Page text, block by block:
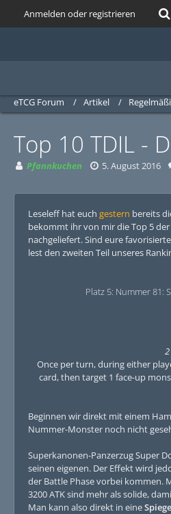
Anmelden oder registrieren
eTCG Forum
Artikel
Top 10 TDIL -
Pfannkuchen 5. August 2016
Leseleff hat euch gestern bereits
bekommt ihr von mir die Top 5
nachgeliefert. Sind eure
lest den zweiten Teil unseres
Platz 5: Nummer 81:
Once per turn, during either
card, then target 1 face-up
Beginnen wir direkt mit einem
Nummer-Monster noch nicht
Superkanonen-Panzerzug Super
seinen eigenen. Der Effekt wird
der Battle Phase vorbei kommen.
3200 ATK sind mehr als solide,
Man kann also direkt in eine